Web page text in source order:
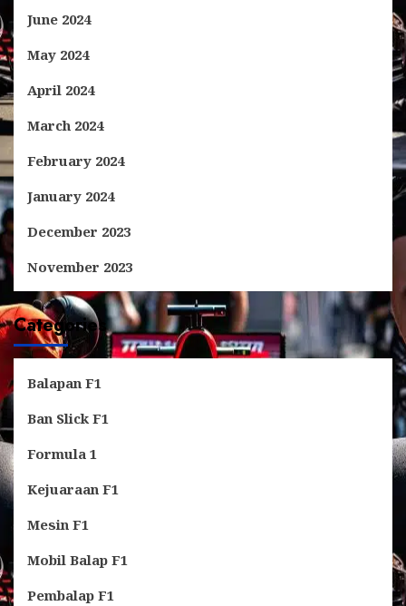
June 2024
May 2024
April 2024
March 2024
February 2024
January 2024
December 2023
November 2023
Categories
Balapan F1
Ban Slick F1
Formula 1
Kejuaraan F1
Mesin F1
Mobil Balap F1
Pembalap F1